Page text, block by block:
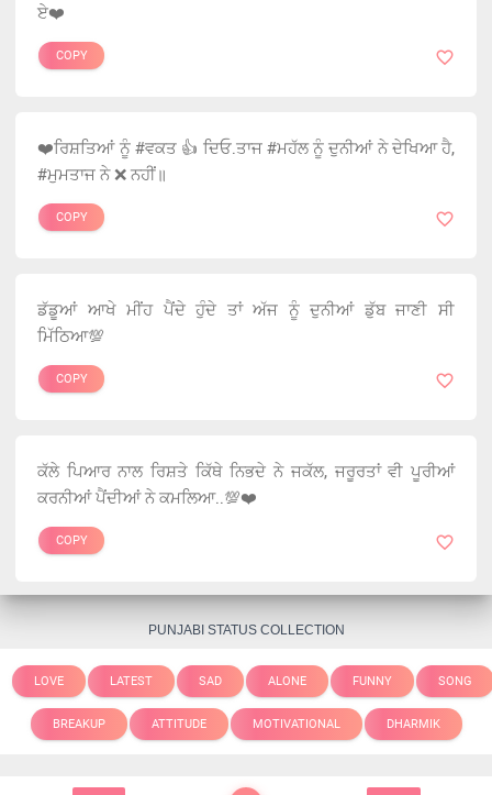
ਏ❤️
COPY
❤️ਰਿਸ਼ਤਿਆਂ ਨੂੰ #ਵਕਤ 👍 ਦਿਓ.ਤਾਜ #ਮਹੱਲ ਨੂੰ ਦੁਨੀਆਂ ਨੇ ਦੇਖਿਆ ਹੈ,
#ਮੁਮਤਾਜ ਨੇ ❌ ਨਹੀਂ॥
COPY
ਡੱਡੂਆਂ ਆਖੇ ਮੀਂਹ ਪੈਂਦੇ ਹੁੰਦੇ ਤਾਂ ਅੱਜ ਨੂੰ ਦੁਨੀਆਂ ਡੁੱਬ ਜਾਣੀ ਸੀ
ਮਿੱਠਿਆ💯
COPY
ਕੱਲੇ ਪਿਆਰ ਨਾਲ ਰਿਸ਼ਤੇ ਕਿੱਥੇ ਨਿਭਦੇ ਨੇ ਜਕੱਲ, ਜਰੂਰਤਾਂ ਵੀ ਪੂਰੀਆਂ
ਕਰਨੀਆਂ ਪੈਂਦੀਆਂ ਨੇ ਕਮਲਿਆ..💯❤️
COPY
PUNJABI STATUS COLLECTION
LOVE LATEST SAD ALONE FUNNY SONG
BREAKUP ATTITUDE MOTIVATIONAL DHARMIK